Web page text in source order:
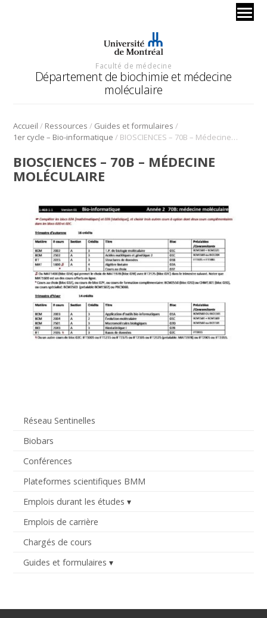
Faculté de médecine
Département de biochimie et médecine
moléculaire
Accueil / Ressources / Guides et formulaires /
1er cycle – Bio-informatique / BIOSCIENCES – 70B – Médecine moléculaire
Réseau Sentinelles
Biobars
Conférences
Plateformes scientifiques BMM
Emplois durant les études
Emplois de carrière
Chargés de cours
Guides et formulaires
BIOSCIENCES – 70B – MÉDECINE
MOLÉCULAIRE